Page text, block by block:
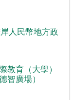
人民幣地方政
教育（大學）
廣場）